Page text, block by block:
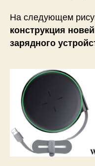
На следующем
конструкция
зарядного